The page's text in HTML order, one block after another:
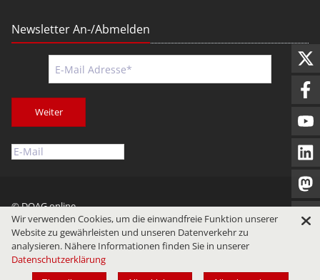
Newsletter An-/Abmelden
Weiter
© DOAG online
Impressum
Datenschutz Nutzungsbedingungen
Wir verwenden Cookies, um die einwandfreie Funktion unserer
Website zu gewährleisten und unseren Datenverkehr zu
analysieren. Nähere Informationen finden Sie in unserer
Datenschutzerklärung